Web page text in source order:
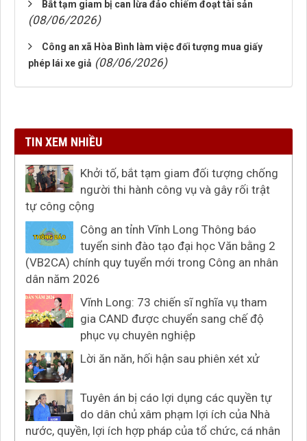
Bắt tạm giam bị can lừa đảo chiếm đoạt tài sản
(08/06/2026)
Công an xã Hòa Bình làm việc đối tượng mua giấy
phép lái xe giả (08/06/2026)
TIN XEM NHIỀU
Khởi tố, bắt tạm giam đối tượng chống
người thi hành công vụ và gây rối trật
tự công cộng
Công an tỉnh Vĩnh Long Thông báo
tuyển sinh đào tạo đại học Văn bằng 2
(VB2CA) chính quy tuyển mới trong Công an nhân
dân năm 2026
Vĩnh Long: 73 chiến sĩ nghĩa vụ tham
gia CAND được chuyển sang chế độ
phục vụ chuyên nghiệp
Lời ăn năn, hối hận sau phiên xét xử
Tuyên án bị cáo lợi dụng các quyền tự
do dân chủ xâm phạm lợi ích của Nhà
nước, quyền, lợi ích hợp pháp của tổ chức, cá nhân